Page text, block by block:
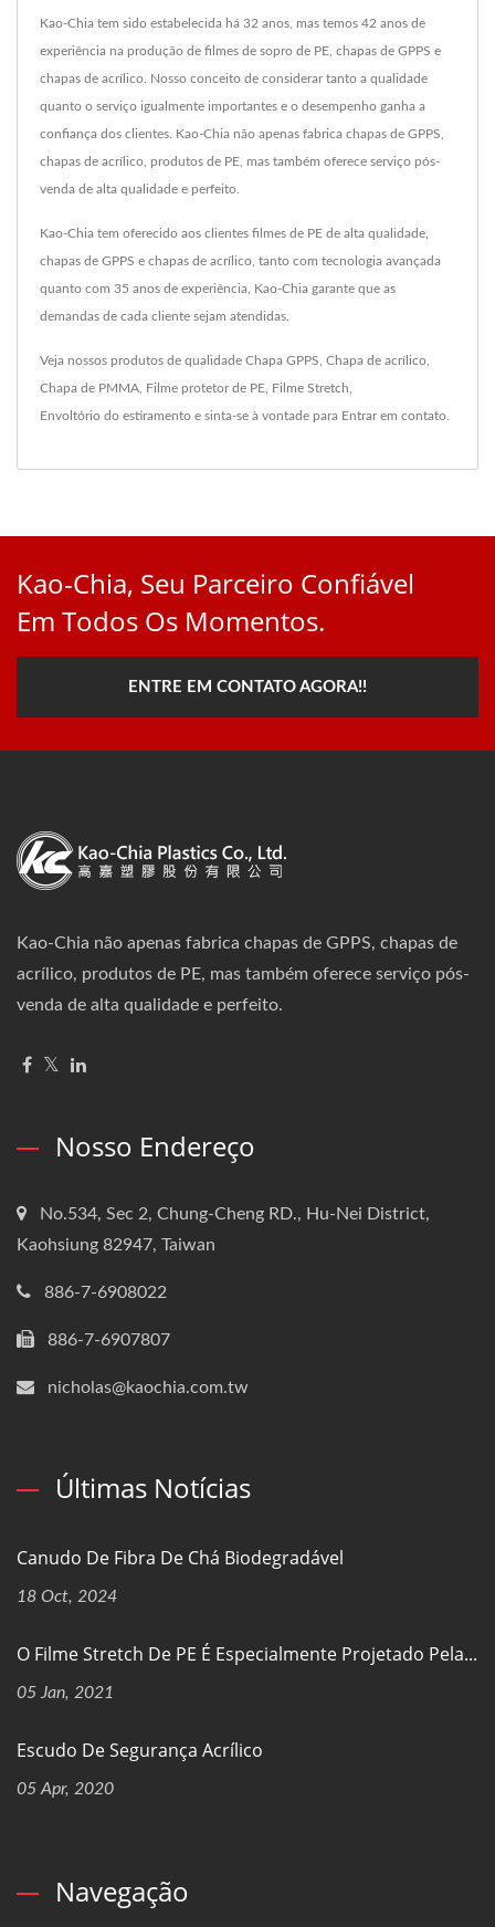
Kao-Chia tem sido estabelecida há 32 anos, mas temos 42 anos de
experiência na produção de filmes de sopro de PE, chapas de GPPS e
chapas de acrílico. Nosso conceito de considerar tanto a qualidade
quanto o serviço igualmente importantes e o desempenho ganha a
confiança dos clientes. Kao-Chia não apenas fabrica chapas de GPPS,
chapas de acrílico, produtos de PE, mas também oferece serviço pós-
venda de alta qualidade e perfeito.
Kao-Chia tem oferecido aos clientes filmes de PE de alta qualidade,
chapas de GPPS e chapas de acrílico, tanto com tecnologia avançada
quanto com 35 anos de experiência, Kao-Chia garante que as
demandas de cada cliente sejam atendidas.
Veja nossos produtos de qualidade Chapa GPPS Chapa de acrílico
Chapa de PMMA Filme protetor de PE Filme Stretch
Envoltório do estiramento e sinta-se à vontade para Entrar em contato
Kao-Chia, Seu Parceiro Confiável
Em Todos Os Momentos.
ENTRE EM CONTATO AGORA!!
Kao-Chia não apenas fabrica chapas de GPPS, chapas de
acrílico, produtos de PE, mas também oferece serviço pós-
venda de alta qualidade e perfeito.
Nosso Endereço
No.534, Sec 2, Chung-Cheng RD., Hu-Nei District,
Kaohsiung 82947, Taiwan
886-7-6908022
886-7-6907807
nicholas@kaochia.com.tw
Últimas Notícias
Canudo De Fibra De Chá Biodegradável
18 Oct, 2024
O Filme Stretch De PE É Especialmente Projetado Pela...
05 Jan, 2021
Escudo De Segurança Acrílico
05 Apr, 2020
Navegação